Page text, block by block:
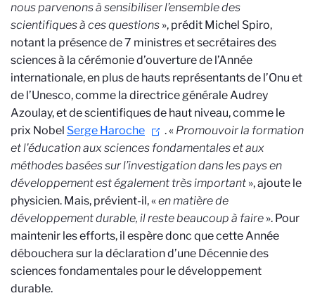
nous parvenons à sensibiliser l’ensemble des
scientifiques à ces questions », prédit Michel Spiro,
notant la présence de 7 ministres et secrétaires des
sciences à la cérémonie d’ouverture de l’Année
internationale, en plus de hauts représentants de l’Onu et
de l’Unesco, comme la directrice générale Audrey
Azoulay, et de scientifiques de haut niveau, comme le
prix Nobel Serge Haroche . « Promouvoir la formation
et l'éducation aux sciences fondamentales et aux
méthodes basées sur l’investigation dans les pays en
développement est également très important », ajoute le
physicien. Mais, prévient-il, «en matière de
développement durable, il reste beaucoup à faire ». Pour
maintenir les efforts, il espère donc que cette Année
débouchera sur la déclaration d’une Décennie des
sciences fondamentales pour le développement
durable.